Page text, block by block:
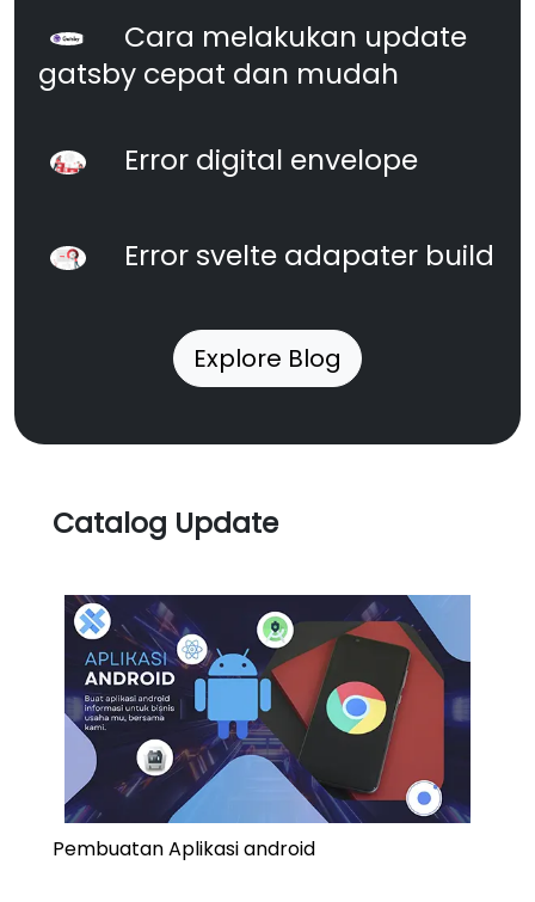
Cara melakukan update
gatsby cepat dan mudah
Error digital envelope
Error svelte adapater build
Explore Blog
Catalog Update
Pembuatan Aplikasi android